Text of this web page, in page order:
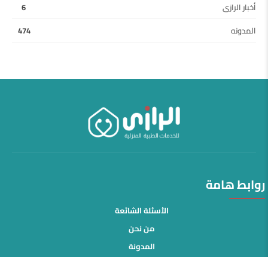
أخبار الرازى
6
المدونه
474
روابط هامة
الأسئلة الشائعة
من نحن
المدونة